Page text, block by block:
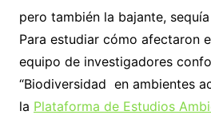
pero también la bajante,
Para estudiar cómo afectaron
equipo de investigadores
“Biodiversidad en ambientes
la Plataforma de Estudios